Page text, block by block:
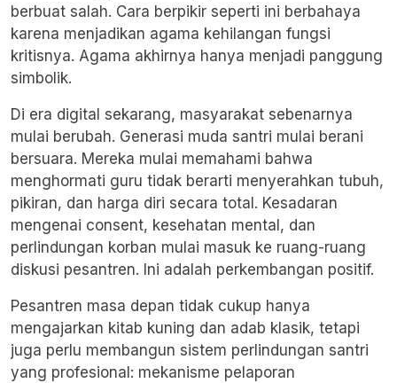
berbuat salah. Cara berpikir seperti ini berbahaya
karena menjadikan agama kehilangan fungsi
kritisnya. Agama akhirnya hanya menjadi panggung
simbolik.
Di era digital sekarang, masyarakat sebenarnya
mulai berubah. Generasi muda santri mulai berani
bersuara. Mereka mulai memahami bahwa
menghormati guru tidak berarti menyerahkan tubuh,
pikiran, dan harga diri secara total. Kesadaran
mengenai consent, kesehatan mental, dan
perlindungan korban mulai masuk ke ruang-ruang
diskusi pesantren. Ini adalah perkembangan positif.
Pesantren masa depan tidak cukup hanya
mengajarkan kitab kuning dan adab klasik, tetapi
juga perlu membangun sistem perlindungan santri
yang profesional: mekanisme pelaporan